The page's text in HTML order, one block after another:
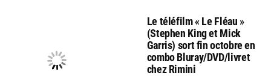
Le téléfilm « Le Fléau »
(Stephen King et Mick
Garris) sort fin octobre en
combo Bluray/DVD/livret
chez Rimini